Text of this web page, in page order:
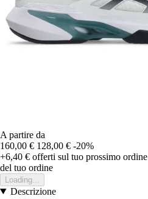
A partire da
160,00 € 128,00 € -20%
+6,40 € offerti sul tuo prossimo ordine
del tuo ordine
Loading...
Descrizione